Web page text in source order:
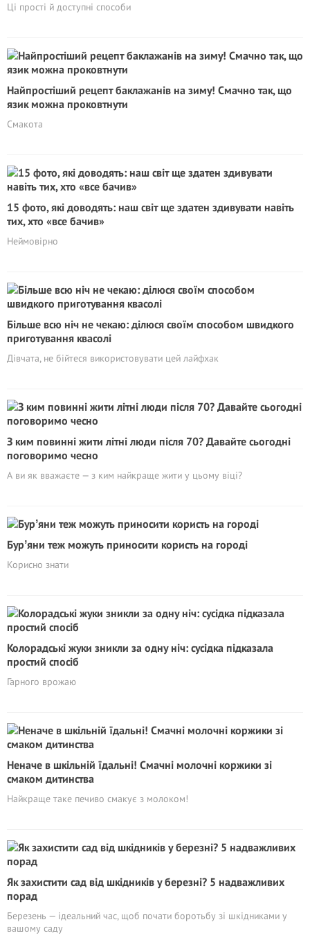
Ці прості й доступні способи
Найпростіший рецепт баклажанів на зиму! Смачно так, що
язик можна проковтнути
Смакота
15 фото, які доводять: наш світ ще здатен здивувати навіть
тих, хто «все бачив»
Неймовірно
Більше всю ніч не чекаю: ділюся своїм способом швидкого
приготування квасолі
Дівчата, не бійтеся використовувати цей лайфхак
З ким повинні жити літні люди після 70? Давайте сьогодні
поговоримо чесно
А ви як вважаєте — з ким найкраще жити у цьому віці?
Бурʼяни теж можуть приносити користь на городі
Корисно знати
Колорадські жуки зникли за одну ніч: сусідка підказала
простий спосіб
Гарного врожаю
Неначе в шкільній їдальні! Смачні молочні коржики зі
смаком дитинства
Найкраще таке печиво смакує з молоком!
Як захистити сад від шкідників у березні? 5 надважливих
порад
Березень — ідеальний час, щоб почати боротьбу зі шкідниками у
вашому саду